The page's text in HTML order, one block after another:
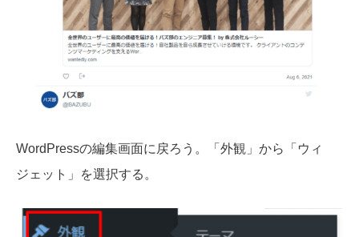
WordPressの編集画面に戻ろう。「外観」から「ウィ
ジェット」を選択する。